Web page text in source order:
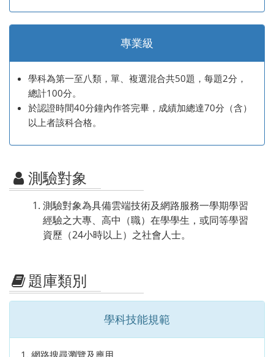
專業級
學科為第一至八類，單、複選混合共50題，每題2分，
總計100分。
於認證時間40分鐘內作答完畢，成績加總達70分（含）
以上者該科合格。
測驗對象
測驗對象為具備雲端技術及網路服務一學期學習
經驗之大專、高中（職）在學學生，或同等學習
資歷（24小時以上）之社會人士。
題庫類別
學科技能規範
網路搜尋瀏覽及應用